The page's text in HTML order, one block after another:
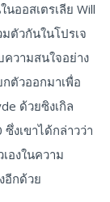
ออสเตรเลีย Will
ตัวกันในโปรเจ
ความสนใจอย่าง
ตัวออกมาเพื่อ
ด้วยซิงเกิล
ซึ่งเขาได้กล่าวว่า
องในความ
อีกด้วย